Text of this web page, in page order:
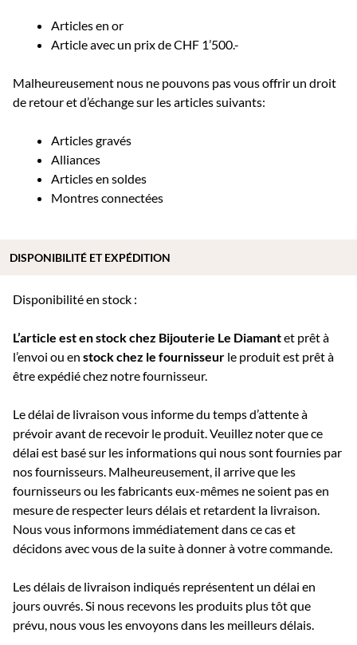
Articles en or
Article avec un prix de CHF 1’500.-
Malheureusement nous ne pouvons pas vous offrir un droit
de retour et d’échange sur les articles suivants:
Articles gravés
Alliances
Articles en soldes
Montres connectées
Disponibilité en stock :
L’article est en stock chez Bijouterie Le Diamantet prêt à
l’envoi ou en stock chez le fournisseur le produit est prêt à
être expédié chez notre fournisseur.
Le délai de livraison vous informe du temps d’attente à
prévoir avant de recevoir le produit. Veuillez noter que ce
délai est basé sur les informations qui nous sont fournies par
nos fournisseurs. Malheureusement, il arrive que les
fournisseurs ou les fabricants eux-mêmes ne soient pas en
mesure de respecter leurs délais et retardent la livraison.
Nous vous informons immédiatement dans ce cas et
décidons avec vous de la suite à donner à votre commande.
Les délais de livraison indiqués représentent un délai en
jours ouvrés. Si nous recevons les produits plus tôt que
prévu, nous vous les envoyons dans les meilleurs délais.
DISPONIBILITÉ ET EXPÉDITION